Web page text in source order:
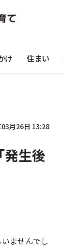
け 住まい
月26日 13:28
生後
ませんでし